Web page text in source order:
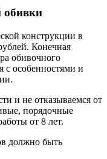
обивки
конструкции в
Конечная
обивочного
с особенностями и
и не отказываемся от
порядочные
от 8 лет.
должно быть